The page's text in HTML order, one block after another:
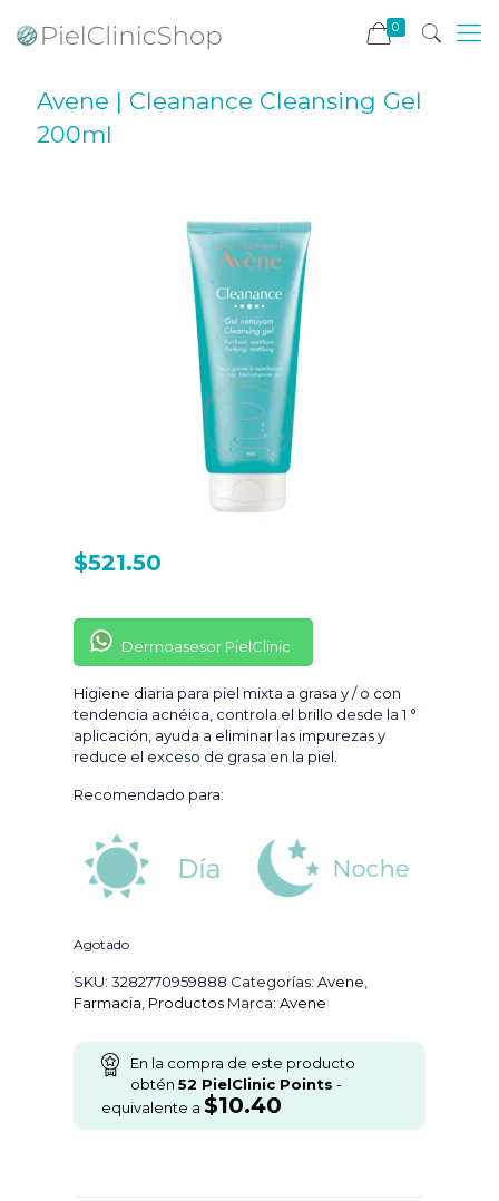
0
Avene | Cleanance Cleansing Gel
200ml
$521.50
Dermoasesor PielClinic
Higiene diaria para piel mixta a grasa y / o con
tendencia acnéica, controla el brillo desde la 1 °
aplicación, ayuda a eliminar las impurezas y
reduce el exceso de grasa en la piel.
Recomendado para:
Agotado
SKU: 3282770959888 Categorías: Avene
Farmacia Productos Marca: Avene
En la compra de este producto
obtén 52 PielClinic Points -
equivalente a $10.40